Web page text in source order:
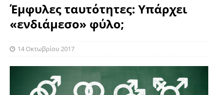
Έμφυλες ταυτότητες: Υπάρχει
«ενδιάμεσο» φύλο;
14 Οκτωβρίου 2017